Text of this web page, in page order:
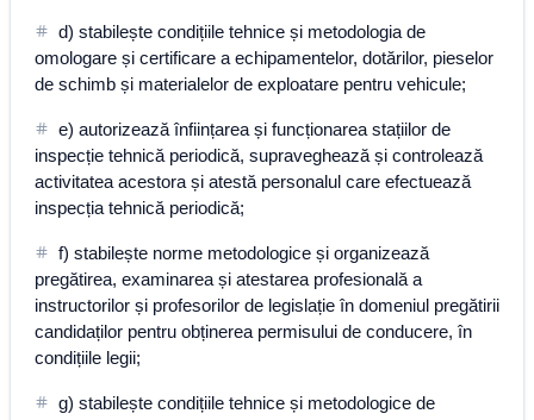
d) stabilește condițiile tehnice și metodologia de
omologare și certificare a echipamentelor, dotărilor, pieselor
de schimb și materialelor de exploatare pentru vehicule;
e) autorizează înființarea și funcționarea stațiilor de
inspecție tehnică periodică, supraveghează și controlează
activitatea acestora și atestă personalul care efectuează
inspecția tehnică periodică;
f) stabilește norme metodologice și organizează
pregătirea, examinarea și atestarea profesională a
instructorilor și profesorilor de legislație în domeniul pregătirii
candidaților pentru obținerea permisului de conducere, în
condițiile legii;
g) stabilește condițiile tehnice și metodologice de